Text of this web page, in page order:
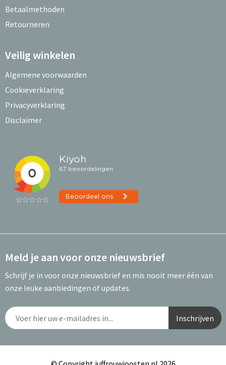
Betaalmethoden
Retourneren
Veilig winkelen
Algemene voorwaarden
Cookieverklaring
Privacyverklaring
Disclaimer
Meld je aan voor onze nieuwsbrief
Schrijf je in voor onze nieuwsbrief en mis nooit meer één van
onze leuke aanbiedingen of updates.